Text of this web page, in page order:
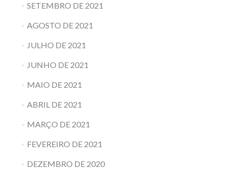
SETEMBRO DE 2021
AGOSTO DE 2021
JULHO DE 2021
JUNHO DE 2021
MAIO DE 2021
ABRIL DE 2021
MARÇO DE 2021
FEVEREIRO DE 2021
DEZEMBRO DE 2020